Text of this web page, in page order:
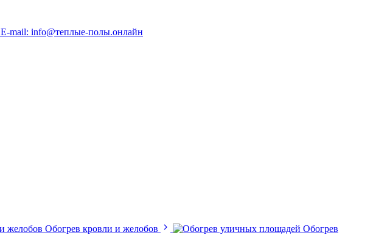
E-mail: info@теплые-полы.онлайн
Обогрев кровли и желобов
Обогрев